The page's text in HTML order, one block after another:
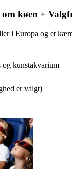
køen +
i Europa og et
og kunstakvarium
er valgt)